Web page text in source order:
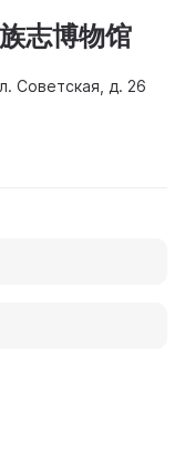
志博物馆
Советская, д. 26